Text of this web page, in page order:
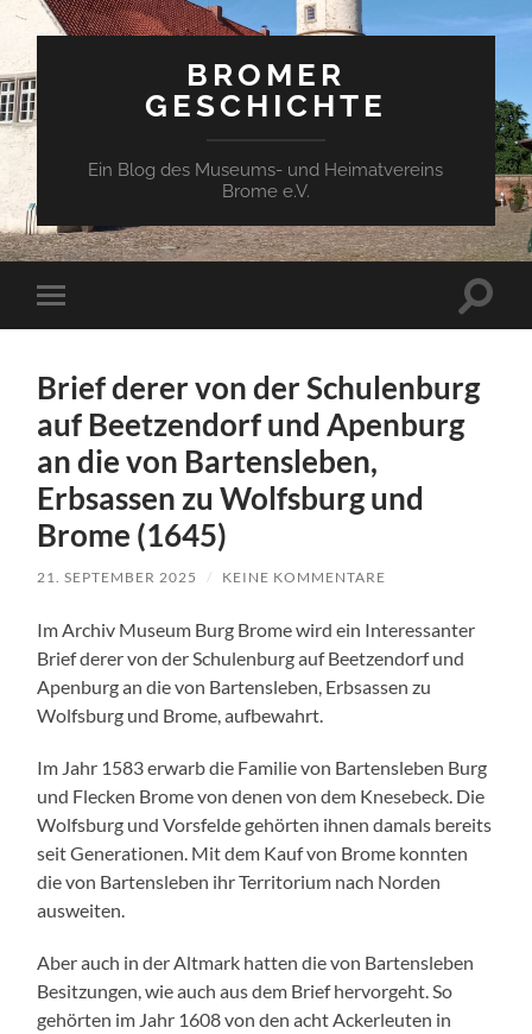
BROMER
GESCHICHTE
Ein Blog des Museums- und Heimatvereins
Brome e.V.
Mobile-
Menü
Brief derer von der Schulenburg
auf Beetzendorf und Apenburg
an die von Bartensleben,
Erbsassen zu Wolfsburg und
Brome (1645)
21. SEPTEMBER 2025 / KEINE KOMMENTARE
Im Archiv Museum Burg Brome wird ein Interessanter
Brief derer von der Schulenburg auf Beetzendorf und
Apenburg an die von Bartensleben, Erbsassen zu
Wolfsburg und Brome, aufbewahrt.
Im Jahr 1583 erwarb die Familie von Bartensleben Burg
und Flecken Brome von denen von dem Knesebeck. Die
Wolfsburg und Vorsfelde gehörten ihnen damals bereits
seit Generationen. Mit dem Kauf von Brome konnten
die von Bartensleben ihr Territorium nach Norden
ausweiten.
Aber auch in der Altmark hatten die von Bartensleben
Besitzungen, wie auch aus dem Brief hervorgeht. So
gehörten im Jahr 1608 von den acht Ackerleuten in